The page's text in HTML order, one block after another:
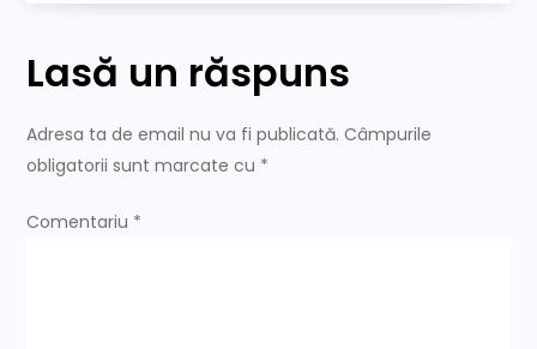
g
a
r
Lasă un răspuns
Adresa ta de email nu va fi publicată. Câmpurile
obligatorii sunt marcate cu *
Comentariu *